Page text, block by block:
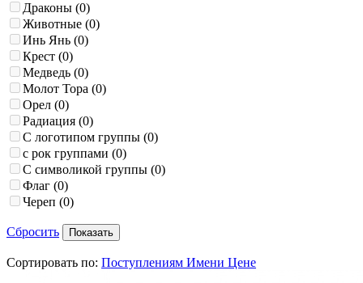
Драконы (0)
Животные (0)
Инь Янь (0)
Крест (0)
Медведь (0)
Молот Тора (0)
Орел (0)
Радиация (0)
С логотипом группы (0)
с рок группами (0)
С символикой группы (0)
Флаг (0)
Череп (0)
Сбросить
Сортировать по: Поступлениям Имени Цене